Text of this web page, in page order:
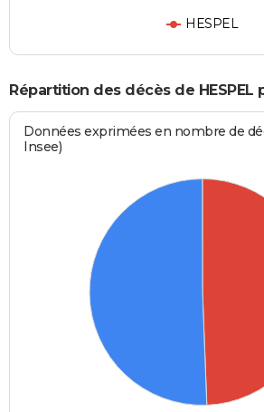
HESPEL
Répartition des décès de HESPEL
Données exprimées en nombre de
Insee)